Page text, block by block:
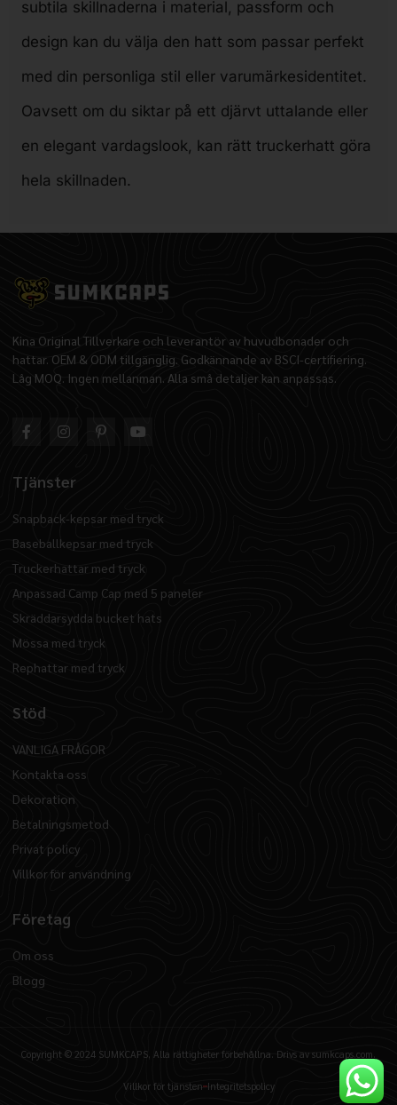
subtila skillnaderna i material, passform och
design kan du välja den hatt som passar perfekt
med din personliga stil eller varumärkesidentitet.
Oavsett om du siktar på ett djärvt uttalande eller
en elegant vardagslook, kan rätt truckerhatt göra
hela skillnaden.
Kina Original Tillverkare och leverantör av huvudbonader och
hattar. OEM & ODM tillgänglig. Godkännande av BSCI-certifiering.
Låg MOQ. Ingen mellanman. Alla små detaljer kan anpassas.
Tjänster
Snapback-kepsar med tryck
Baseballkepsar med tryck
Truckerhattar med tryck
Anpassad Camp Cap med 5 paneler
Skräddarsydda bucket hats
Mössa med tryck
Rephattar med tryck
Stöd
VANLIGA FRÅGOR
Kontakta oss
Dekoration
Betalningsmetod
Privat policy
Villkor för användning
Företag
Om oss
Blogg
Copyright © 2024 SUMKCAPS, Alla rättigheter förbehållna. Drivs av sumkcaps.com.
Villkor för tjänsten Integritetspolicy